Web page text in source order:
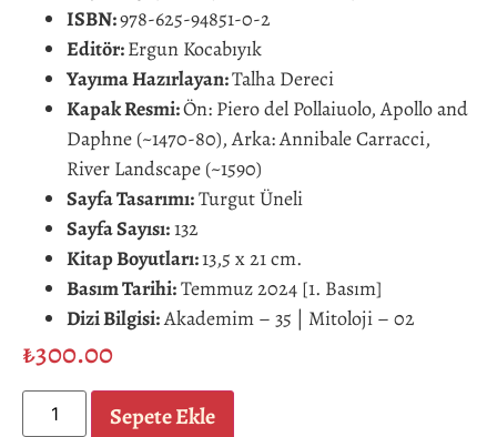
ISBN:978-625-94851-0-2
Editör:Ergun Kocabıyık
Yayıma Hazırlayan:Talha Dereci
Kapak Resmi:Ön: Piero del Pollaiuolo, Apollo and
Daphne (~1470-80), Arka: Annibale Carracci,
River Landscape (~1590)
Sayfa Tasarımı:Turgut Üneli
Sayfa Sayısı:132
Kitap Boyutları:13,5 x 21 cm.
Basım Tarihi:Temmuz 2024 [1. Basım]
Dizi Bilgisi:Akademim – 35 | Mitoloji – 02
₺300.00
Sepete Ekle